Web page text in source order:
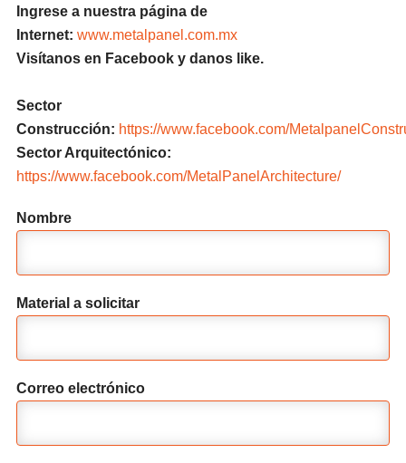
Ingrese a nuestra página de
Internet: www.metalpanel.com.mx
Visítanos en Facebook y danos like.
Sector
Construcción: https://www.facebook.com/
Sector Arquitectónico:
https://www.facebook.com/MetalPanelArchitecture/
Nombre
Material a solicitar
Correo electrónico